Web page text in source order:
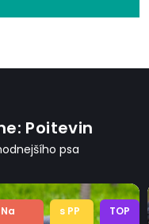
Poitevin
psa
Na
s PP
TOP